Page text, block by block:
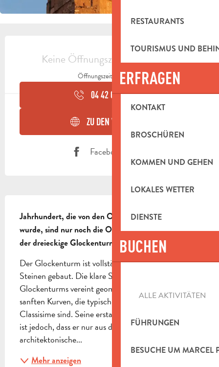
RESTAURANTS
TOURISMUS UND
ERFRAGEN
KONTAKT
BROSCHÜREN
KOMMEN UND GEHEN
LOKALES WETTER
DIENSTE
BUCHEN
ALLE AKTIVITÄTEN
FÜHRUNGEN
BESUCHE UM MARCEL
ÖFFNUNGSZEITEN &
Keine Öffnungszeiten hinterlegt
Öffnungszeiten ansehen
04 42 03 11▒▒
ZU DEN WEBSEITEN
Facebook Seite
Jahrhundert, die von den Observantenvätern erbaut
wurde, sind nur noch die Observantenkapelle und
der dreieckige Glockenturm erhalten.
Der Glockenturm ist vollständig aus behauenen
Steinen gebaut. Die klare Struktur des
Glockenturms vereint geometrische Linien mit
sanften Kurven, die typisch für den Barock
Classisime sind. Seine erstaunlichste Besonderheit
ist jedoch, dass er nur aus drei Seiten besteht, eine
architektonische...
Mehr anzeigen